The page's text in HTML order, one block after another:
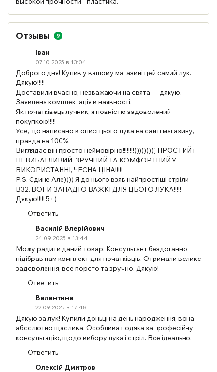
Отзывы 9
Іван
07.10.2025 в 13:04
Доброго дня! Купив у вашому магазині цей самий лук.
Дякую!!!!!
Доставили вчасно, незважаючи на свята — дякую.
Заявлена комплектація в наявності.
Як початківець лучник, я повністю задоволений
покупкою!!!!!
Усе, що написано в описі цього лука на сайті магазину,
правда на 100%.
Виглядає він просто неймовірно!!!!!!!!))))))))) ПРОСТИЙ і
НЕВИБАГЛИВИЙ, ЗРУЧНИЙ ТА КОМФОРТНИЙ У
ВИКОРИСТАННІ, ЧЕСНА ЦІНА!!!!!
P.S. Єдине Але)))) Я до нього взяв найпростіші стріли
В32. ВОНИ ЗАНАДТО ВАЖКІ ДЛЯ ЦЬОГО ЛУКА!!!!!
Дякую!!!!! 5+)
Ответить
Василій Влерійович
24.09.2025 в 13:44
Можу радити даний товар. Консультант бездоганно
підібрав нам комплект для початківців. Отримали велике
задоволення, все порсто та зручно. Дякую!
Ответить
Валентина
22.09.2025 в 17:48
Дякую за лук! Купили доньці на день народження, вона
абсолютно щаслива. Особлива подяка за професійну
консультацію, щодо вибору лука і стріл. Все ідеально.
Ответить
Олексій Дмитров